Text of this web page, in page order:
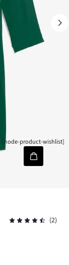
[node-product-wishlist]
(2)